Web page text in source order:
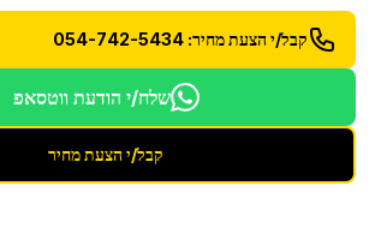
קבל/י הצעת מחיר: 054-742-5434
שלח/י הודעת ווטסאפ
קבל/י הצעת מחיר